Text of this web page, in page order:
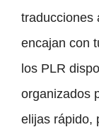
traducciones
encajan con
los PLR
organizados
elijas rápido,